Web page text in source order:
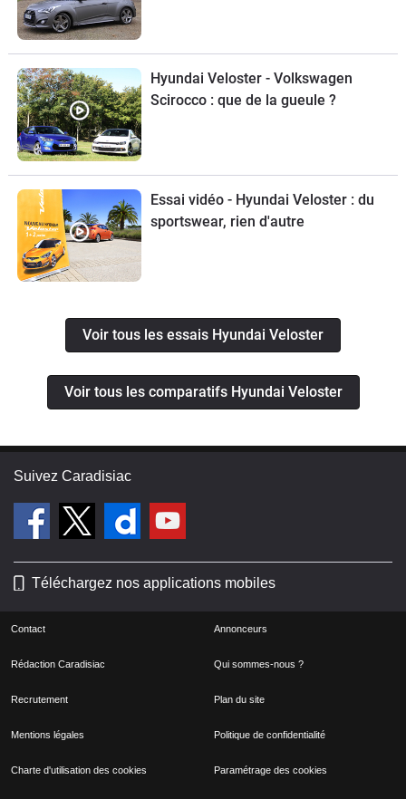
Hyundai Veloster - Volkswagen
Scirocco : que de la gueule ?
Essai vidéo - Hyundai Veloster : du
sportswear, rien d'autre
Voir tous les essais Hyundai Veloster
Voir tous les comparatifs Hyundai Veloster
Suivez Caradisiac
Téléchargez nos applications mobiles
Contact Annonceurs
Rédaction Caradisiac Qui sommes-nous ?
Recrutement Plan du site
Mentions légales Politique de confidentialité
Charte d'utilisation des cookies Paramétrage des cookies